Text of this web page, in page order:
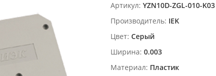
Артикул: YZN10D-ZGL-010-K03
Производитель: IEK
Цвет: Серый
Ширина: 0.003
Материал: Пластик